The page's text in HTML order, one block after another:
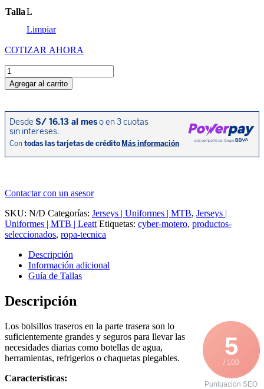
TallaL
Limpiar
COTIZAR AHORA
Jersey
MTB
Trail
Glow
cantidad
Agregar al carrito
Contactar con un asesor
SKU: N/D Categorías: Jerseys | Uniformes | MTB, Jerseys |
Uniformes | MTB | Leatt Etiquetas: cyber-motero, productos-
seleccionados, ropa-tecnica
Descripción
Información adicional
Guía de Tallas
Descripción
5
/ 100
Puntuación SEO
Los bolsillos traseros en la parte trasera son lo
suficientemente grandes y seguros para llevar las
necesidades diarias como botellas de agua,
herramientas, refrigerios o chaquetas plegables.
Características: